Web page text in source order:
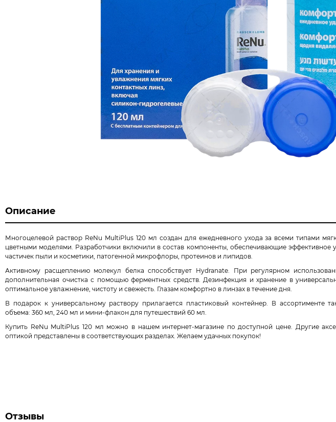
Описание
Многоцелевой раствор ReNu MultiPlus 120 мл создан для ежедневного ухода за всеми типами
цветными моделями. Разработчики включили в состав компоненты, обеспечивающие эффективное
частичек пыли и косметики, патогенной микрофлоры, протеинов и липидов.
Активному расщеплению молекул белка способствует Hydranate. При регулярном
дополнительная очистка с помощью ферментных средств. Дезинфекция и хранение в
оптимальное увлажнение, чистоту и свежесть. Глазам комфортно в линзах в течение дня.
В подарок к универсальному раствору прилагается пластиковый контейнер. В ассортименте
объема: 360 мл, 240 мл и мини-флакон для путешествий 60 мл.
Купить ReNu MultiPlus 120 мл можно в нашем интернет-магазине по доступной цене. Другие
оптикой представлены в соответствующих разделах. Желаем удачных покупок!
Отзывы